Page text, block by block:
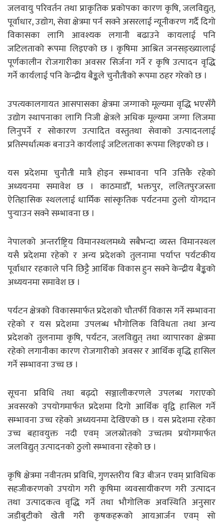
जलवायु परिवर्तन तथा प्राकृतिक प्रकोपका कारण कृषि, जलविद्युत्,
पूर्वाधार, उद्योग, सेवा क्षेत्रमा पर्न सक्ने असरलाई न्यूनीकरण गर्दै दिगो
विकासका लागि आवश्यक लगानी बढाउने कायलाई पनि
जटिलताको रूपमा लिइएको छ । कृषिमा आश्रित जनसङ्ख्यालाई
पूर्णकालीन रोजगारीका अवसर सिर्जना गर्ने र कृषि उत्पादन वृद्धि
गर्ने कार्यलाई पनि केन्द्रीय बैङ्कले चुनौतीको रूपमा ठहर गरेको छ ।
उपत्यकालगायत आसपासका क्षेत्रमा जग्गाको मूल्यमा वृद्धि भएसँगै
उद्योग स्थापनाका लागि निजी क्षेत्रले अधिक मूल्यमा जग्गा लिजमा
लिनुपर्ने र सोकारण उत्पादित वस्तुतथा सेवाको उत्पादनलाई
प्रतिस्पर्धात्मक बनाउने कार्यलाई जटिलताका रूपमा लिइएको छ ।
यस प्रदेशमा चुनौती मात्रै होइन सम्भावना पनि उत्तिकै रहेको
अध्ययनमा समावेश छ । काठमाडौँ, भक्तपुर, ललितपुरजस्ता
ऐतिहासिक स्थललाई धार्मिक सांस्कृतिक पर्यटनमा ठुलो योगदान
पुर्‍याउन सक्ने सम्भावना छ ।
नेपालको अन्तर्राष्ट्रिय विमानस्थलमध्ये सबैभन्दा व्यस्त विमानस्थल
यसै प्रदेशमा रहेको र अन्य प्रदेशको तुलनामा पर्याप्त पर्यटकीय
पूर्वाधार रहकाले पनि छिट्टै आर्थिक विकास हुन सक्ने केन्द्रीय बैङ्कको
अध्ययनमा समावेश छ ।
पर्यटन क्षेत्रको विकासमार्फत प्रदेशको चौतर्फी विकास गर्ने सम्भावना
रहेको र यस प्रदेशमा उपलब्ध भौगोलिक विविधता तथा अन्य
प्रदेशको तुलनामा कृषि, पर्यटन, जलविद्युत् तथा व्यापारका क्षेत्रमा
रहेको लगानीका कारण रोजगारीको अवसर र आर्थिक वृद्धि हासिल
गर्ने सम्भावना उच्च छ ।
सूचना प्रविधि तथा बढ्दो सञ्जालीकरणले उपलब्ध गराएको
अवसरको उपयोगमार्फत प्रदेशमा दिगो आर्थिक वृद्वि हासिल गर्ने
सम्भावना उच्च रहेको अध्ययनमा देखिएको छ । यस प्रदेशमा रहेका
उच्च बहावयुक्त नदी एवम् जलस्रोतको उच्चतम प्रयोगमार्फत
जलविद्युत् उत्पादनको ठुलो सम्भावना रहेको छ ।
कृषि क्षेत्रमा नवीनतम प्रविधि, गुणस्तरीय बिउ बीजन एवम् प्राविधिक
सहजीकरणको उपयोग गरी कृषिमा व्यवसायीकरण गरी उत्पादन
तथा उत्पादकत्व वृद्धि गर्ने तथा भौगोलिक अवस्थिति अनुसार
जडीबुटीको खेती गरी कृषकहरूको आयआर्जन एवम् सो